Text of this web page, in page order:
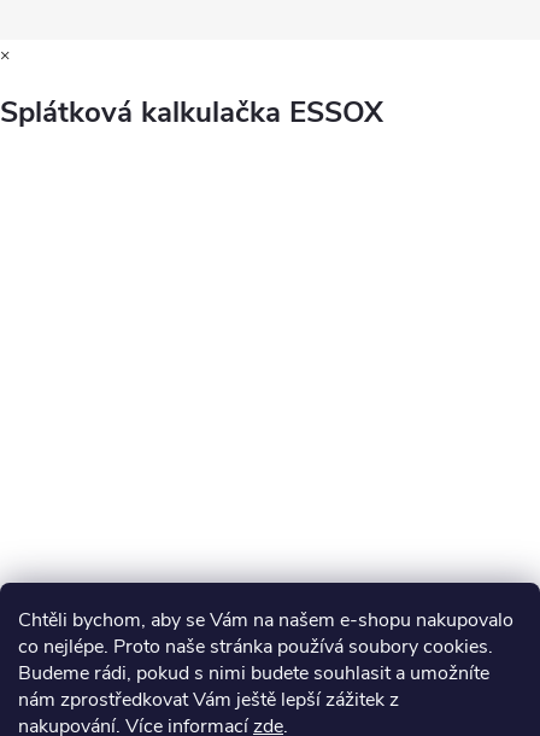
Chtěli bychom, aby se Vám na našem e-shopu nakupovalo
co nejlépe. Proto naše stránka používá soubory cookies.
Budeme rádi, pokud s nimi budete souhlasit a umožníte
nám zprostředkovat Vám ještě lepší zážitek z
nakupování. Více informacízde.
×
Splátková kalkulačka ESSOX